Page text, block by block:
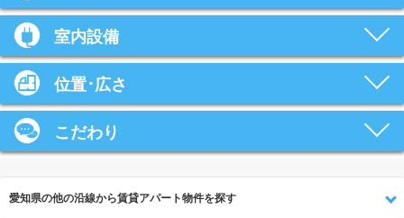
室内設備
位置･広さ
こだわり
愛知県の他の沿線から賃貸アパート物件を探す